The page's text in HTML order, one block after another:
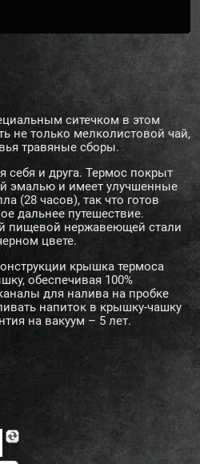
ситечком в этом
не только мелколистовой чай,
травяные сборы.
себя и друга. Термос покрыт
эмалью и имеет улучшенные
(28 часов), так что готов
дальнее путешествие.
пищевой нержавеющей стали
цвете.
крышка термоса
обеспечивая 100%
для налива на пробке
напиток в крышку-чашку
на вакуум – 5 лет.